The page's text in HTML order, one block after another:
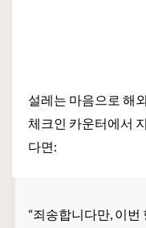
설레는 마음으로 해
체크인 카운터에서
다면:
“죄송합니다만, 이